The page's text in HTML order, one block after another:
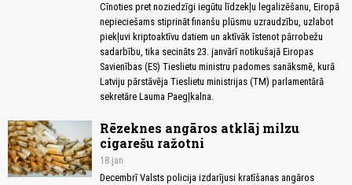
Cīnoties pret noziedzīgi iegūtu līdzekļu legalizēšanu, Eiropā
nepieciešams stiprināt finanšu plūsmu uzraudzību, uzlabot
piekļuvi kriptoaktīvu datiem un aktīvāk īstenot pārrobežu
sadarbību, tika secināts 23. janvārī notikušajā Eiropas
Savienības (ES) Tieslietu ministru padomes sanāksmē, kurā
Latviju pārstāvēja Tieslietu ministrijas (TM) parlamentārā
sekretāre Lauma Paegļkalna.
Rēzeknes angāros atklāj milzu
cigarešu ražotni
18.jan
Decembrī Valsts policija izdarījusi kratīšanas angāros